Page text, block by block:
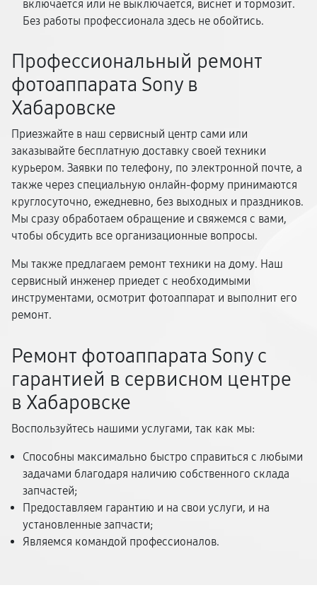
включается или не выключается, виснет и тормозит.
Без работы профессионала здесь не обойтись.
Профессиональный ремонт
фотоаппарата Sony в
Хабаровске
Приезжайте в наш сервисный центр сами или
заказывайте бесплатную доставку своей техники
курьером. Заявки по телефону, по электронной почте, а
также через специальную онлайн-форму принимаются
круглосуточно, ежедневно, без выходных и праздников.
Мы сразу обработаем обращение и свяжемся с вами,
чтобы обсудить все организационные вопросы.
Мы также предлагаем ремонт техники на дому. Наш
сервисный инженер приедет с необходимыми
инструментами, осмотрит фотоаппарат и выполнит его
ремонт.
Ремонт фотоаппарата Sony с
гарантией в сервисном центре
в Хабаровске
Воспользуйтесь нашими услугами, так как мы:
Способны максимально быстро справиться с любыми
задачами благодаря наличию собственного склада
запчастей;
Предоставляем гарантию и на свои услуги, и на
установленные запчасти;
Являемся командой профессионалов.